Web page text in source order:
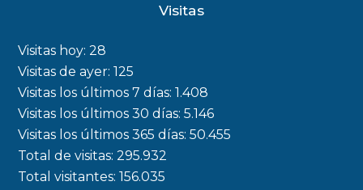
o
k
a
m
r
Visitas
Visitas hoy:28
Visitas de ayer:125
Visitas los últimos 7 días:1.408
Visitas los últimos 30 días:5.146
Visitas los últimos 365 días:50.455
Total de visitas:295.932
Total visitantes:156.035